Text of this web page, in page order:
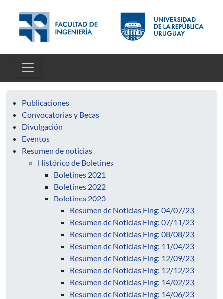
Publicaciones
Convocatorias y Becas
Divulgación
Eventos
Resumen de noticias
Histórico de Boletines
Boletines 2021
Boletines 2022
Boletines 2023
Resumen de Noticias Fing: 04/07/23
Resumen de Noticias Fing: 07/11/23
Resumen de Noticias Fing: 08/08/23
Resumen de Noticias Fing: 11/04/23
Resumen de Noticias Fing: 12/09/23
Resumen de Noticias Fing: 12/12/23
Resumen de Noticias Fing: 14/02/23
Resumen de Noticias Fing: 14/06/23